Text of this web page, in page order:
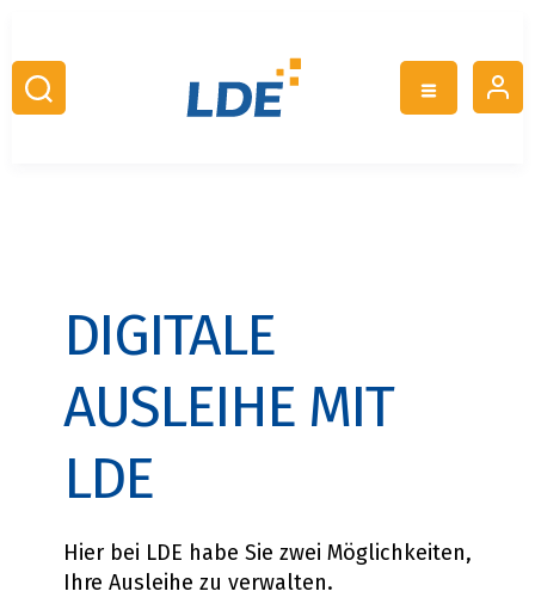
DIGITALE
AUSLEIHE MIT
LDE
Hier bei LDE habe Sie zwei Möglichkeiten,
Ihre Ausleihe zu verwalten.